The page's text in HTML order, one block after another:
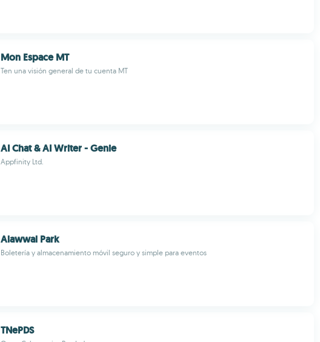
Mon Espace MT
Ten una visión general de tu cuenta MT
AI Chat & AI Writer - Genie
Appfinity Ltd.
Alawwal Park
Boletería y almacenamiento móvil seguro y simple para eventos
TNePDS